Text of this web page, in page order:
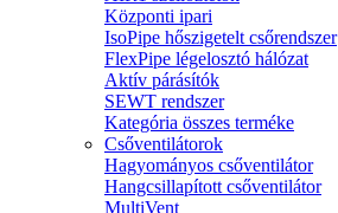
Központi ipari
IsoPipe hőszigetelt csőrendszer
FlexPipe légelosztó hálózat
Aktív párásítók
SEWT rendszer
Kategória összes terméke
Csőventilátorok
Hagyományos csőventilátor
Hangcsillapított csőventilátor
MultiVent